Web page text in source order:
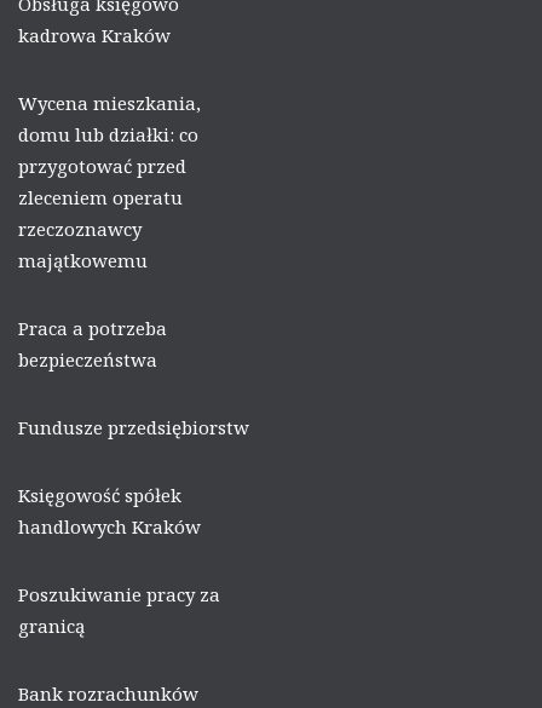
kadrowa Kraków
Wycena mieszkania,
domu lub działki: co
przygotować przed
zleceniem operatu
rzeczoznawcy
majątkowemu
Praca a potrzeba
bezpieczeństwa
Fundusze przedsiębiorstw
Księgowość spółek
handlowych Kraków
Poszukiwanie pracy za
granicą
Bank rozrachunków